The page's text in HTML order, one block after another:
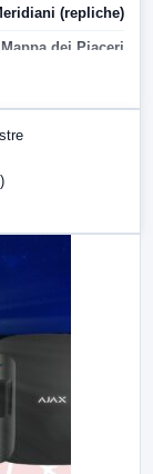
(repliche)
dei Piaceri
LabNews (replica)